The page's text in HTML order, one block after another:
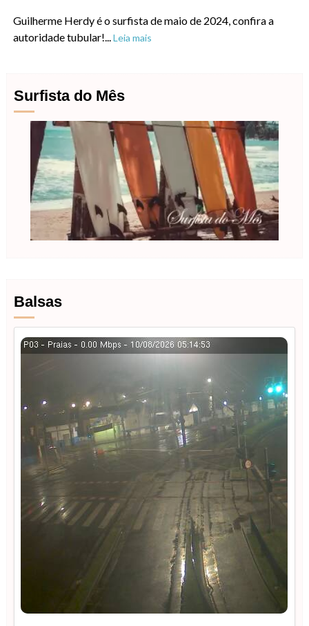
Guilherme Herdy é o surfista de maio de 2024, confira a
autoridade tubular!...Leia mais
Surfista do Mês
Balsas